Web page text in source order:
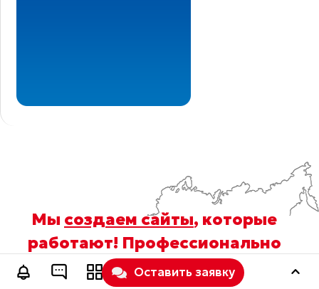
Мы создаем сайты, которые
работают! Профессионально
обслуживаемипродвигаем
Оставить заявку